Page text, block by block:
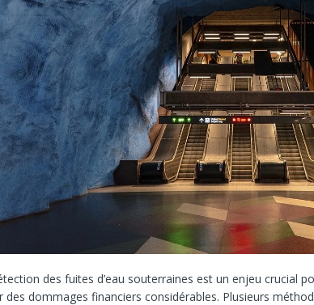
des fuites d’eau souterraines est un enjeu crucial
des dommages financiers considérables. Plusieurs